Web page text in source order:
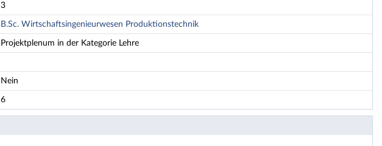
3
B.Sc. Wirtschaftsingenieurwesen Produktionstechnik
Projektplenum in der Kategorie Lehre
Nein
6